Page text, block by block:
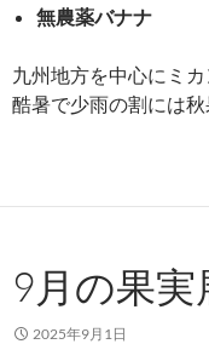
無農薬バナナ
九州地方を中心にミ
酷暑で少雨の割には
9月の果実
2025年9月1日